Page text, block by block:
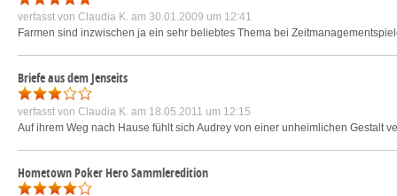
verfasst von Claudia K. am 30.01.2009 um 12:41
Farmen sind inzwischen ja ein sehr beliebtes Thema bei
Briefe aus dem Jenseits
verfasst von Claudia K. am 18.05.2011 um 12:15
Auf ihrem Weg nach Hause fühlt sich Audrey von einer unheimlichen Gestalt
Hometown Poker Hero Sammleredition